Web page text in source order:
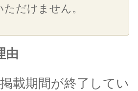
だけません。
由
載期間が終了してい